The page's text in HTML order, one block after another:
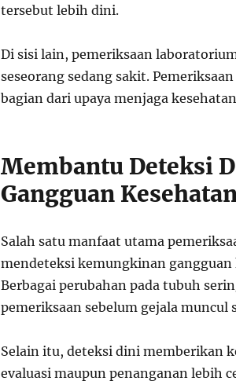
tersebut lebih dini.
Di sisi lain, pemeriksaan
seseorang sedang sakit.
bagian dari upaya menjaga
Membantu Deteksi
Gangguan
Salah satu manfaat utama
mendeteksi kemungkinan gangguan
Berbagai perubahan pada tubuh
pemeriksaan sebelum gejala muncul
Selain itu, deteksi dini memberikan
evaluasi maupun penanganan lebih